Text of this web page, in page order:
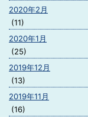
2020年2月
(11)
2020年1月
(25)
2019年12月
(13)
2019年11月
(16)